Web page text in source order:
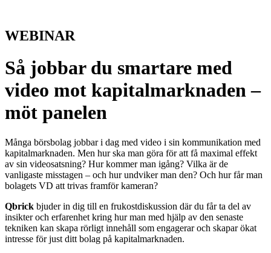
WEBINAR
Så jobbar du smartare med
video mot kapitalmarknaden –
möt panelen
Många börsbolag jobbar i dag med video i sin kommunikation med
kapitalmarknaden. Men hur ska man göra för att få maximal effekt
av sin videosatsning? Hur kommer man igång? Vilka är de
vanligaste misstagen – och hur undviker man den? Och hur får man
bolagets VD att trivas framför kameran?
Qbrick bjuder in dig till en frukostdiskussion där du får ta del av
insikter och erfarenhet kring hur man med hjälp av den senaste
tekniken kan skapa rörligt innehåll som engagerar och skapar ökat
intresse för just ditt bolag på kapitalmarknaden.